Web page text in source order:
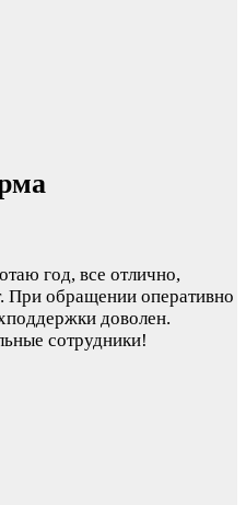
год, все отлично,
При обращении оперативно
доволен.
сотрудники!